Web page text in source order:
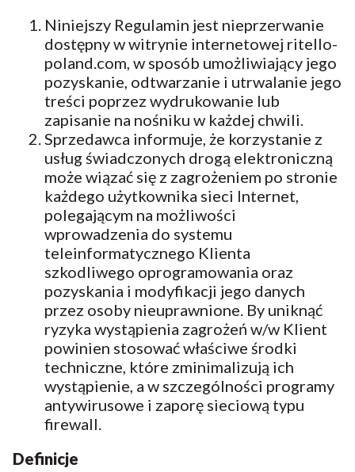
Niniejszy Regulamin jest nieprzerwanie
dostępny w witrynie internetowej ritello-
poland.com, w sposób umożliwiający jego
pozyskanie, odtwarzanie i utrwalanie jego
treści poprzez wydrukowanie lub
zapisanie na nośniku w każdej chwili.
Sprzedawca informuje, że korzystanie z
usług świadczonych drogą elektroniczną
może wiązać się z zagrożeniem po stronie
każdego użytkownika sieci Internet,
polegającym na możliwości
wprowadzenia do systemu
teleinformatycznego Klienta
szkodliwego oprogramowania oraz
pozyskania i modyfikacji jego danych
przez osoby nieuprawnione. By uniknąć
ryzyka wystąpienia zagrożeń w/w Klient
powinien stosować właściwe środki
techniczne, które zminimalizują ich
wystąpienie, a w szczególności programy
antywirusowe i zaporę sieciową typu
firewall.
Definicje